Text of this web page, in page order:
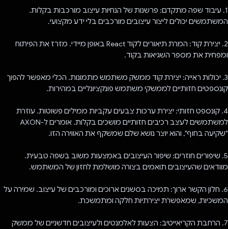
1. עיבוד שפה מתקדם: פרשנות של הנחיות עיצוב מורכבות בקלות.
המשתמשים יכולים ליצור עיצובים מורכבים בלי ידע מקצועי.
2. יצירת קוד: המרת תיאורים לקוד React באופן מיידי. מזרז את הפיתוח
ומפחית את מספר השגיאות בקוד.
3. יכולות ראייה: יצירת קוד ממשק משתמש מתמונות. הכלי מאפשר להפוך
קונספטים חזותיים לממשקי משתמש פונקציונליים במהירות.
4. קונספט חזותי: יצירת ערכות צבעים עקביות ממילים פשוטות. עוזרת
למשתמשים לעצב רכיבים חזותיים מושכים בקלות. אומרים ל-AXON
"שקיעה בחוף", והוא יוצר נושא שלם שמשקף את האווירה הזו.
5. שיפורים חוזרים: שיפור העיצובים באמצעות משוב בשפה טבעית.
מוודאים שהעיצובים תואמים בצורה מושלמת לחזון של המשתמש.
6. חלון הקשר ארוך: תמיכה בסשנים ארוכים ומורכבים של עיצוב. שמירה על
המשכיות, שמאפשרת יצירתיות חלקה ומתמשכת.
7. הרחבת הקריאייטיב: הצעות לאלמנטים ולעיצובים חדשניים של ממשק